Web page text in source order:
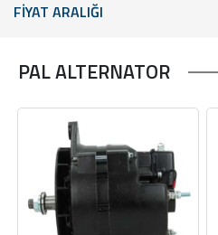
FİYAT ARALIĞI
PAL ALTERNATOR